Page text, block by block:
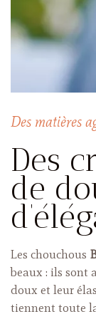
Des matières
Des
de
Les chouchous
beaux : ils sont
doux et leur
tiennent toute